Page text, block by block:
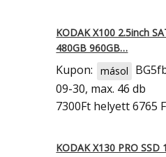
KODAK X100 2.5inch
480GB 960GB…
Kupon: másol
09-30, max. 46 db
7300Ft helyett 6765
KODAK X130 PRO